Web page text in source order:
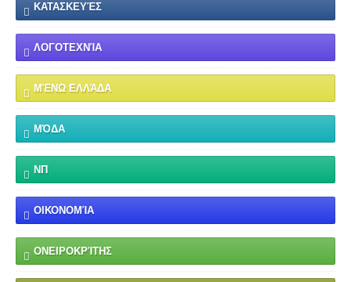
ΚΑΤΑΣΚΕΥΈΣ
ΛΟΓΟΤΕΧΝΊΑ
ΜΈΝΩ ΕΛΛΆΔΑ
ΜΌΔΑ
ΝΠ
ΟΙΚΟΝΟΜΊΑ
ΟΝΕΙΡΟΚΡΊΤΗΣ